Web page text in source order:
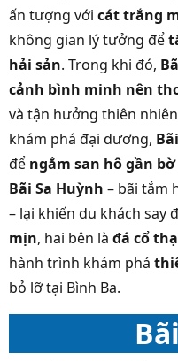
ấn tượng với cát trắng
không gian lý tưởng để
hải sản. Trong khi đó,
cảnh bình minh nên
và tận hưởng thiên
khám phá đại dương,
để ngắm san hô gần bờ
Bãi Sa Huỳnh – bãi tắm
– lại khiến du khách say
mịn, hai bên là đá cổ
hành trình khám phá
bỏ lỡ tại Bình Ba.